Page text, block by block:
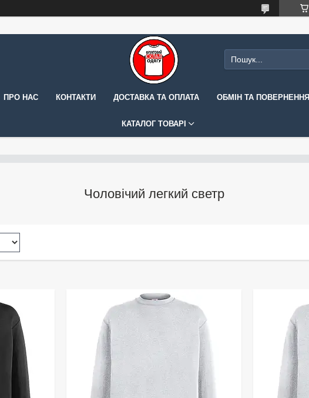
ПРО НАС КОНТАКТИ ДОСТАВКА ТА ОПЛАТА ОБМІН ТА ПОВЕРНЕННЯ
КАТАЛОГ ТОВАРІ
Чоловічий легкий светр